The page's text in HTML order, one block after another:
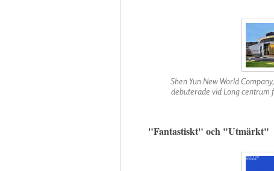
Shen Yun New World
debuterade vid Long centrum
"Fantastiskt" och "Utmärkt"